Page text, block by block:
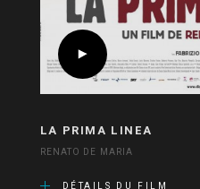
LA PRIMA LINEA
RENATO DE MARIA
DÉTAILS DU FILM